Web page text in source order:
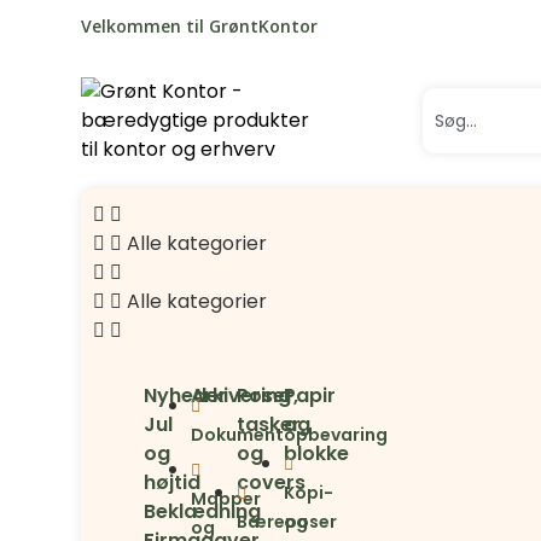
Velkommen til GrøntKontor
Alle kategorier
Alle kategorier
Nyheder
Jul
og
højtid
Beklædning
Arkivering
Dokumentopbevaring
Mapper
og
Poser,
tasker
og
covers
Bæreposer
Papir
og
blokke
Kopi-
og